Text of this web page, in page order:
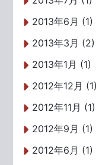
2013年6月 (1)
2013年3月 (2)
2013年1月 (1)
2012年12月 (1)
2012年11月 (1)
2012年9月 (1)
2012年6月 (1)